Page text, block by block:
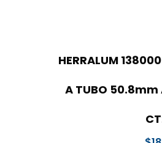
HERRALUM
A TUBO 50.8mm